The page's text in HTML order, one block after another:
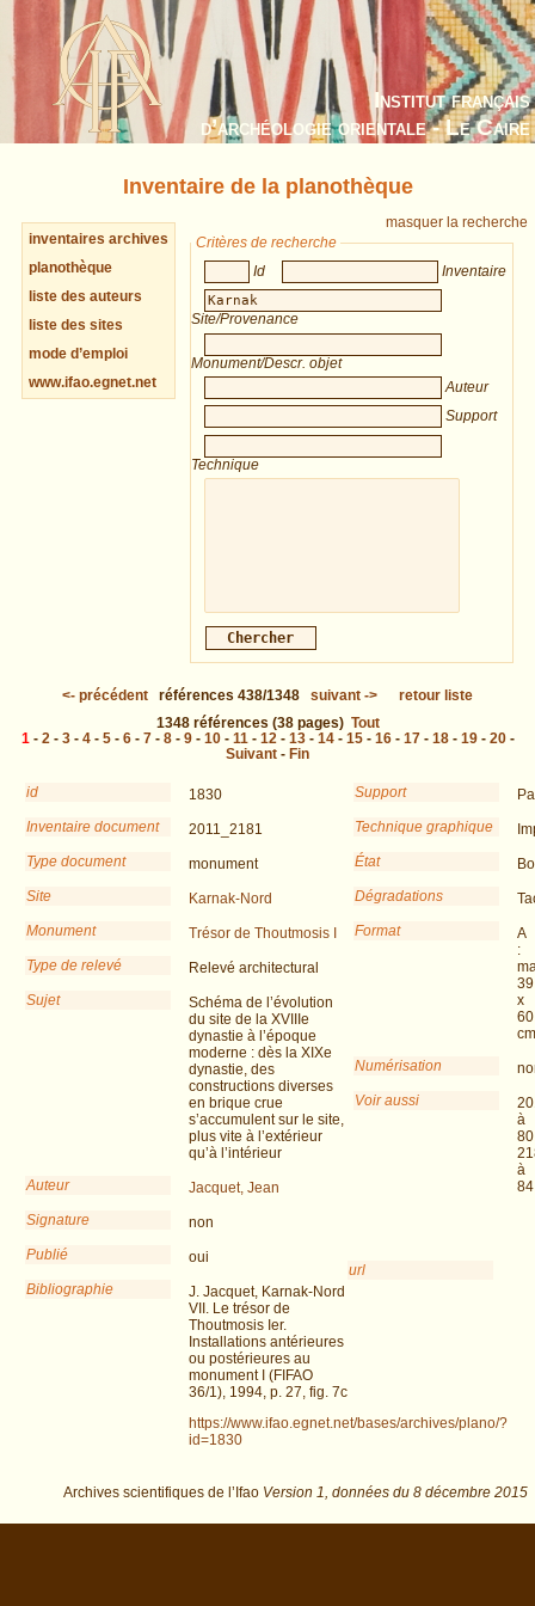
Institut français
d’archéologie orientale - Le Caire
Inventaire de la planothèque
inventaires archives
planothèque
liste des auteurs
liste des sites
mode d’emploi
www.ifao.egnet.net
masquer la recherche
Critères de recherche
Id
Inventaire
Site/Provenance
Monument/Descr. objet
Auteur
Support
Technique
<- précédent références 438/1348 suivant ->
retour liste
1348 références (38 pages) Tout
1 - 2 - 3- 4- 5- 6- 7- 8- 9- 10- 11 - 12 - 13- 14- 15- 16- 17- 18- 19- 20-
Suivant - Fin
id
1830
Inventaire document
2011_2181
Type document
monument
Site
Karnak-Nord
Monument
Trésor de Thoutmosis I
Type de relevé
Relevé architectural
Sujet
Schéma de l’évolution
du site de la XVIIIe
dynastie à l’époque
moderne : dès la XIXe
dynastie, des
constructions diverses
en brique crue
s’accumulent sur le site,
plus vite à l’extérieur
qu’à l’intérieur
Auteur
Jacquet, Jean
Signature
non
Publié
oui
Bibliographie
J. Jacquet, Karnak-Nord
VII. Le trésor de
Thoutmosis Ier.
Installations antérieures
ou postérieures au
monument I (FIFAO
36/1), 1994, p. 27, fig. 7c
Support
Technique graphique
État
Dégradations
Format
A
:
39
x
60
cm
Numérisation
Voir aussi
à
à
84
url
https://www.ifao.egnet.net/bases/archives/plano/?
id=1830
Archives scientifiques de l’Ifao Version 1, données du 8 décembre 2015